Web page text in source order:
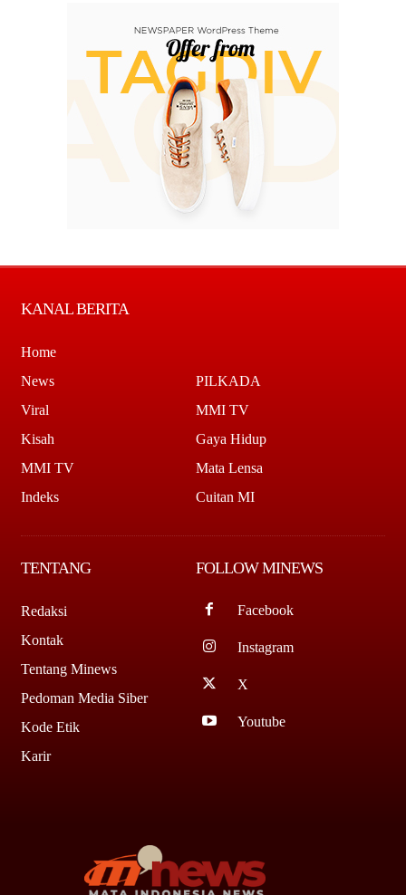
KANAL BERITA
Home
News
Viral
Kisah
MMI TV
Indeks
PILKADA
MMI TV
Gaya Hidup
Mata Lensa
Cuitan MI
TENTANG
Redaksi
Kontak
Tentang Minews
Pedoman Media Siber
Kode Etik
Karir
FOLLOW MINEWS
Facebook
Instagram
X
Youtube